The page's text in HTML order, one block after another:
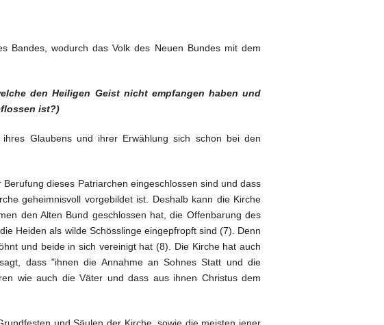
Bandes, wodurch das Volk des Neuen Bundes mit dem
den Heiligen Geist nicht empfangen haben und
ist?)
Glaubens und ihrer Erwählung sich schon bei den
dieses Patriarchen eingeschlossen sind und dass
geheimnisvoll vorgebildet ist. Deshalb kann die Kirche
den Alten Bund geschlossen hat, die Offenbarung des
Heiden als wilde Schösslinge eingepfropft sind (7). Denn
und beide in sich vereinigt hat (8). Die Kirche hat auch
dass "ihnen die Annahme an Sohnes Statt und die
wie auch die Väter und dass aus ihnen Christus dem